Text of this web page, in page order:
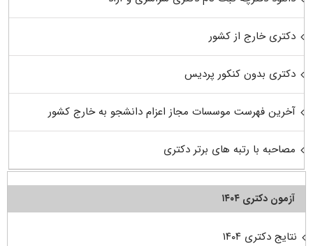
دکتری خارج از کشور
دکتری بدون کنکور پردیس
آخرین فهرست موسسات مجاز اعزام دانشجو به خارج کشور
مصاحبه با رتبه های برتر دکتری
آزمون دکتری ۱۴۰۴
نتایج دکتری ۱۴۰۴